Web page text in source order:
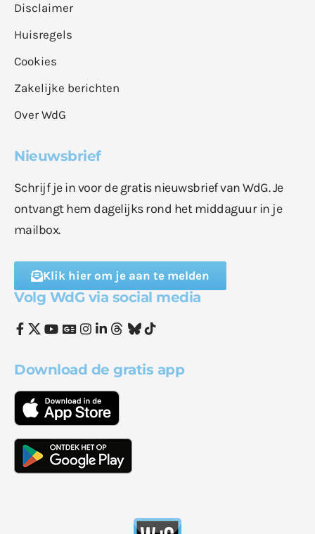
Disclaimer
Huisregels
Cookies
Zakelijke berichten
Over WdG
Nieuwsbrief
Schrijf je in voor de gratis nieuwsbrief van WdG. Je
ontvangt hem dagelijks rond het middaguur in je
mailbox.
Klik hier om je aan te melden
Volg WdG via social media
Download de gratis app